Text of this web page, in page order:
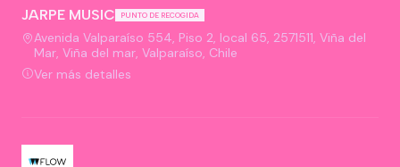
JARPE MUSIC PUNTO DE RECOGIDA
Avenida Valparaíso 554, Piso 2, local 65, 2571511, Viña del
Mar, Viña del mar, Valparaíso, Chile
Ver más detalles